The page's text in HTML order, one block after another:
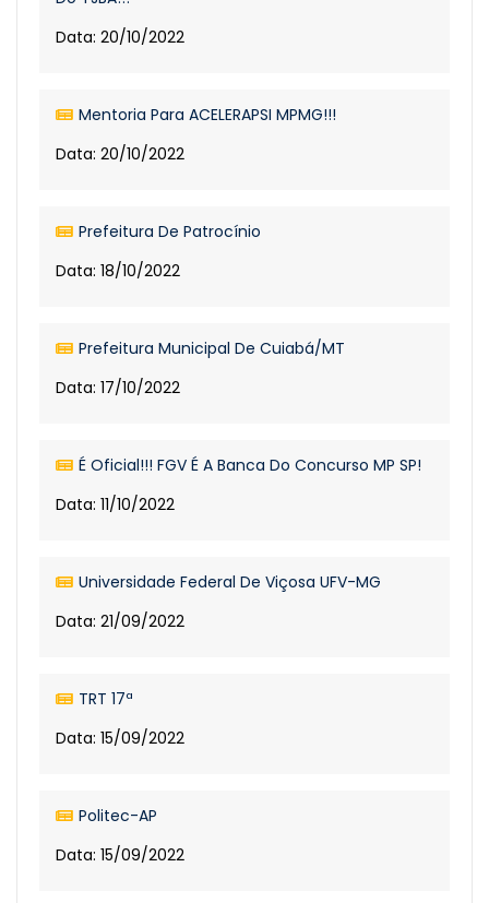
Data: 20/10/2022
Mentoria Para ACELERAPSI MPMG!!!
Data: 20/10/2022
Prefeitura De Patrocínio
Data: 18/10/2022
Prefeitura Municipal De Cuiabá/MT
Data: 17/10/2022
É Oficial!!! FGV É A Banca Do Concurso MP SP!
Data: 11/10/2022
Universidade Federal De Viçosa UFV-MG
Data: 21/09/2022
TRT 17ª
Data: 15/09/2022
Politec-AP
Data: 15/09/2022